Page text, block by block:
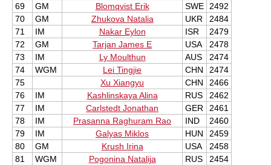
69
GM Blomqvist Erik SWE
2492
70
GM Zhukova Natalia UKR
2484
71
IM Nakar Eylon ISR
2479
72
GM Tarjan James E USA
2478
73
IM Ly Moulthun AUS
2474
74
WGM Lei Tingjie CHN
2474
75
Xu Xiangyu CHN
2466
76
IM Kashlinskaya Alina RUS
2462
77
IM Carlstedt Jonathan GER
2461
78
IM Prasanna Raghuram Rao IND
2460
79
IM Galyas Miklos HUN
2459
80
GM Krush Irina USA
2458
81
WGM Pogonina Natalija RUS
2454